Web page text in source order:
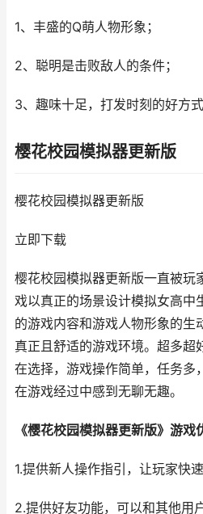
1、丰盛的Q萌人物形象；
2、聪明是击败敌人的条件；
3、趣味十足，打发时刻的好方式
樱花校园模拟器更新版
樱花校园模拟器更新版
立即下载
樱花校园模拟器更新版一直被玩
戏以真正的场景设计模拟女高中
的游戏内容和游戏人物形象的生
真正且舒适的游戏环境。超多超
在选择，游戏操作简单，任务多
在游戏经过中感到无聊无趣。
《樱花校园模拟器更新版》游戏
1.提供新人操作指引，让玩家快速
2.提供好友功能，可以和其他用